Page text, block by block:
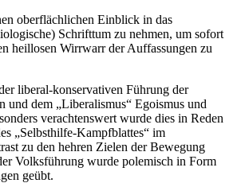
oberflächlichen Einblick in das
Schrifttum zu nehmen, um sofort
heillosen Wirrwarr der Auffassungen zu
liberal-konservativen Führung der
und dem „Liberalismus“ Egoismus und
verachtenswert wurde dies in Reden
„Selbsthilfe-Kampfblattes“ im
zu den hehren Zielen der Bewegung
Volksführung wurde polemisch in Form
geübt.